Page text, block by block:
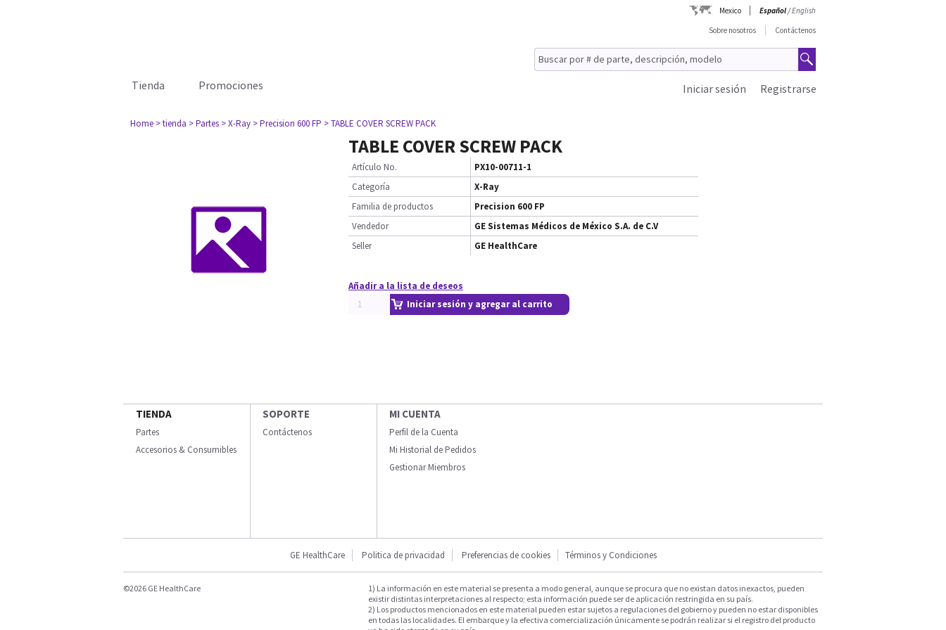
Mexico Español/English
Sobre nosotros
Contáctenos
Tienda Promociones Registrarse
Iniciar sesión
Home > tienda > Partes > X-Ray > Precision 600 FP > TABLE COVER SCREW PACK
TABLE COVER SCREW PACK
Artículo No.
PX10-00711-1
Categoría
X-Ray
Familia de productos
Precision 600 FP
Vendedor
GE Sistemas Médicos de México S.A. de C.V
Seller
GE HealthCare
Añadir a la lista de deseos
Iniciar sesión y agregar al carrito
TIENDA
Partes
Accesorios & Consumibles
SOPORTE
Contáctenos
MI CUENTA
Perfil de la Cuenta
Mi Historial de Pedidos
Gestionar Miembros
GE HealthCare Politica de privacidad Preferencias de cookies Términos y Condiciones
©2026 GE HealthCare
1) La información en este material se presenta a modo general, aunque se procura que no existan datos inexactos, pueden
existir distintas interpretaciones al respecto; esta información puede ser de aplicación restringida en su país.
2) Los productos mencionados en este material pueden estar sujetos a regulaciones del gobierno y pueden no estar disponibles
en todas las localidades. El embarque y la efectiva comercialización únicamente se podrán realizar si el registro del producto